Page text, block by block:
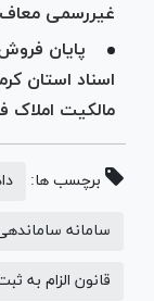
غیررسمی
پایان
اسناد استان
مالکیت املاک
برچسب ها:
سامانه
قانون الزام به